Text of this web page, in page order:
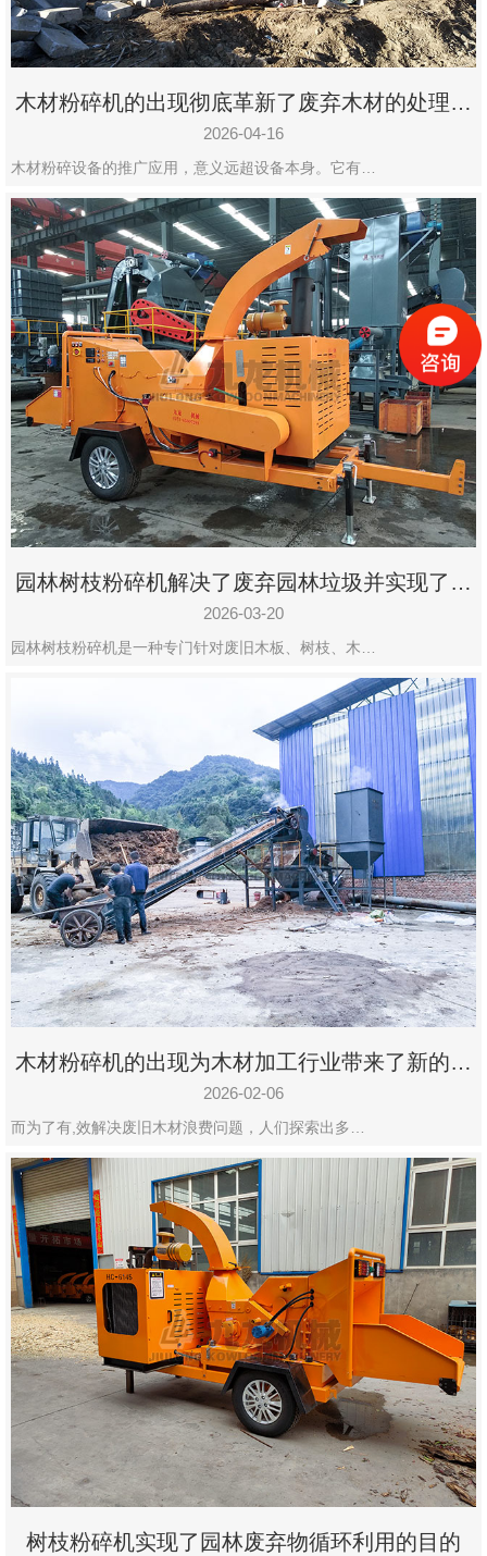
木材粉碎机的出现彻底革新了废弃木材的处理模
式
2026-04-16
木材粉碎设备的推广应用，意义远超设备本身。它有…
园林树枝粉碎机解决了废弃园林垃圾并实现了再
利用
2026-03-20
园林树枝粉碎机是一种专门针对废旧木板、树枝、木…
木材粉碎机的出现为木材加工行业带来了新的变
化
2026-02-06
而为了有,效解决废旧木材浪费问题，人们探索出多…
树枝粉碎机实现了园林废弃物循环利用的目的